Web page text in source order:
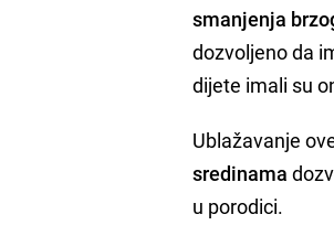
smanjenja
dozvoljeno da
dijete imali su
Ublažavanje
sredinama
u porodici.